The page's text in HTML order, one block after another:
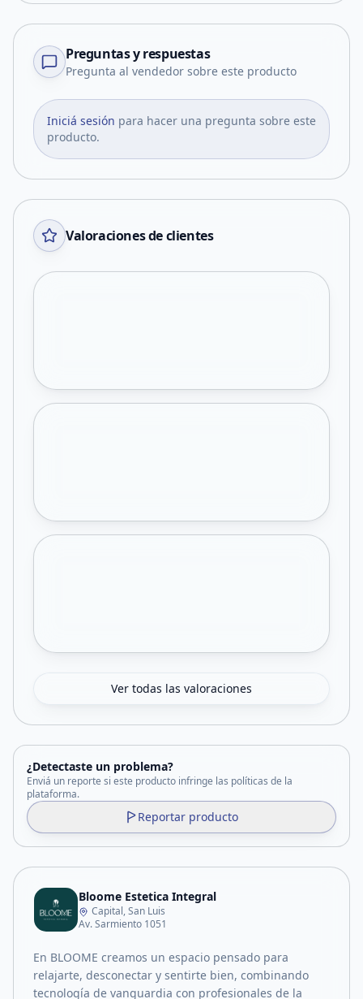
Preguntas y respuestas
Pregunta al vendedor sobre este producto
Iniciá sesión para hacer una pregunta sobre este
producto.
Valoraciones de clientes
Ver todas las valoraciones
¿Detectaste un problema?
Enviá un reporte si este producto infringe las políticas de la
plataforma.
Reportar producto
Bloome Estetica Integral
Capital, San Luis
Av. Sarmiento 1051
En BLOOME creamos un espacio pensado para
relajarte, desconectar y sentirte bien, combinando
tecnología de vanguardia con profesionales de la